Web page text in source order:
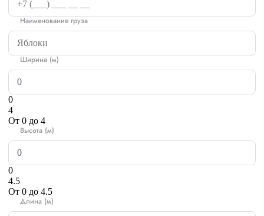
Наименование груза
Ширина (м)
0
4
От 0 до 4
Высота (м)
0
4.5
От 0 до 4.5
Длина (м)